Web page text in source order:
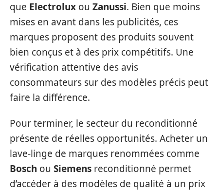
que Electrolux ou Zanussi. Bien que moins
mises en avant dans les publicités, ces
marques proposent des produits souvent
bien conçus et à des prix compétitifs. Une
vérification attentive des avis
consommateurs sur des modèles précis peut
faire la différence.
Pour terminer, le secteur du reconditionné
présente de réelles opportunités. Acheter un
lave-linge de marques renommées comme
Bosch ou Siemens reconditionné permet
d’accéder à des modèles de qualité à un prix